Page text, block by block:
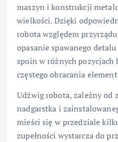
maszyn i konstrukcji
wielkości. Dzięki
robota względem
opasanie spawanego
spoin w różnych pozycjach
częstego obracania
Udźwig robota, zależny od
nadgarstka i
mieści się w przedziale
zupełności wystarcza do